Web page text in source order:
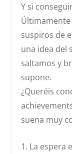
Y si
Últimamente
suspiros de
una idea del
saltamos y
supone.
¿Queréis
suena muy
1. La espera